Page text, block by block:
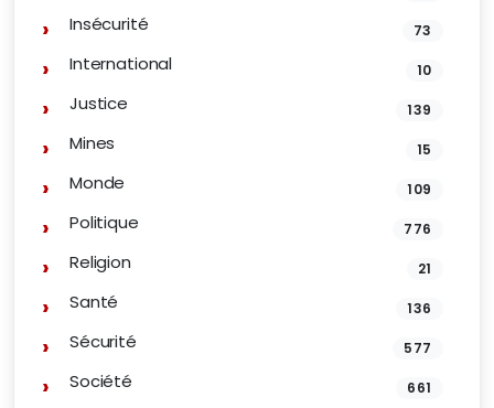
Insécurité 73
International 10
Justice 139
Mines 15
Monde 109
Politique 776
Religion 21
Santé 136
Sécurité 577
Société 661